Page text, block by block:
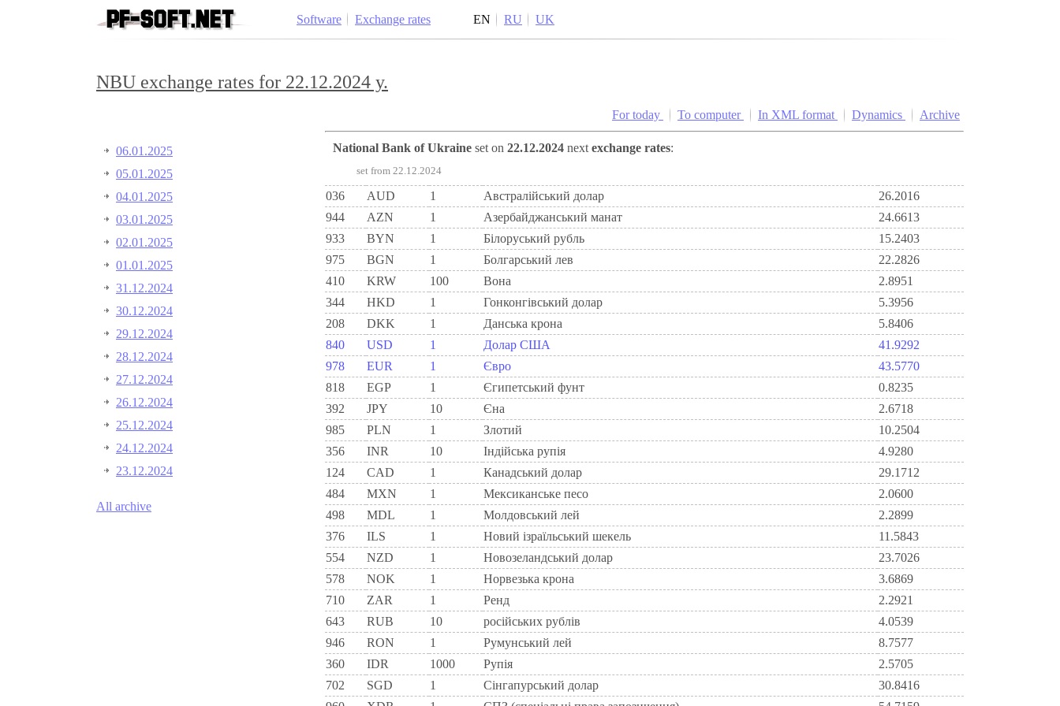
Software Exchange rates EN RU UK
NBU exchange rates for 22.12.2024 y.
06.01.2025
05.01.2025
04.01.2025
03.01.2025
02.01.2025
01.01.2025
31.12.2024
30.12.2024
29.12.2024
28.12.2024
27.12.2024
26.12.2024
25.12.2024
24.12.2024
23.12.2024
All archive
For today To computer In XML format Dynamics Archive
National Bank of Ukraine set on 22.12.2024 next exchange rates:
set from 22.12.2024
036 AUD 1 Австралійський долар
26.2016
944
AZN 1 Азербайджанський манат
24.6613
933
BYN 1 Бiлоруський рубль
15.2403
975
BGN 1 Болгарський лев
22.2826
410
KRW 100 Вона
2.8951
344
HKD 1 Гонконгівський долар
5.3956
208
DKK 1 Данська крона
5.8406
840
USD 1 Долар США
41.9292
978
EUR 1 Євро
43.5770
818
EGP 1 Єгипетський фунт
0.8235
392
JPY 10 Єна
2.6718
985
PLN 1 Злотий
10.2504
356
INR 10 Індійська рупія
4.9280
124
CAD 1 Канадський долар
29.1712
484
MXN 1 Мексиканське песо
2.0600
498
MDL 1 Молдовський лей
2.2899
376
ILS 1 Новий ізраїльський шекель
11.5843
554
NZD 1 Новозеландський долар
23.7026
578
NOK 1 Норвезька крона
3.6869
710
ZAR 1 Ренд
2.2921
643
RUB 10 російських рублів
4.0539
946
RON 1 Румунський лей
8.7577
360
IDR 1000 Рупія
2.5705
702
SGD 1 Сінгапурський долар
30.8416